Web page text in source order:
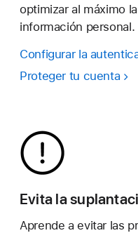
optimizar al máximo
información personal.
Configurar la
Proteger tu cuenta
Evita la
Aprende a evitar las